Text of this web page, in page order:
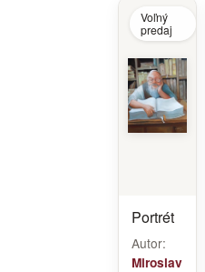
Voľný
predaj
Portrét
Autor:
Miroslav